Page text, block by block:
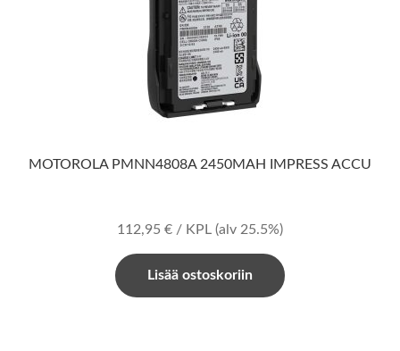
MOTOROLA PMNN4808A 2450MAH IMPRESS ACCU
112,95 € / KPL (alv 25.5%)
Lisää ostoskoriin